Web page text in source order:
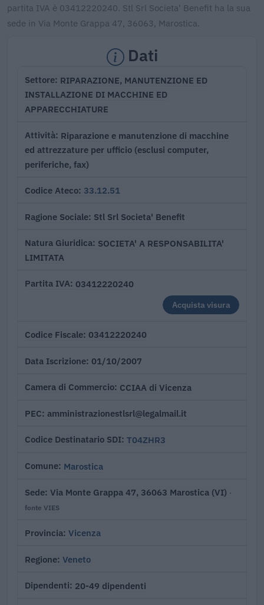
partita IVA è 03412220240. Stl Srl Societa' Benefit ha la sua
sede in Via Monte Grappa 47, 36063, Marostica.
Dati
Settore RIPARAZIONE, MANUTENZIONE ED
INSTALLAZIONE DI MACCHINE ED
APPARECCHIATURE
Attività Riparazione e manutenzione di macchine
ed attrezzature per ufficio (esclusi computer,
periferiche, fax)
Codice Ateco 33.12.51
Ragione Sociale Stl Srl Societa' Benefit
Natura Giuridica SOCIETA' A RESPONSABILITA'
LIMITATA
Partita IVA 03412220240
Acquista visura
Codice Fiscale 03412220240
Data Iscrizione 01/10/2007
Camera di Commercio CCIAA di Vicenza
PEC amministrazionestlsrl@legalmail.it
Codice Destinatario SDI T04ZHR3
Comune Marostica
Sede Via Monte Grappa 47, 36063 Marostica (VI) ·
fonte VIES
Provincia Vicenza
Regione Veneto
Dipendenti 20-49 dipendenti